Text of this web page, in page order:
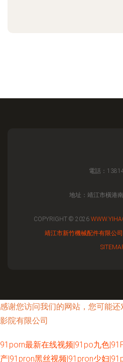
電話：
地址：靖江市橫港
COPYRIGHT © 2026
靖江市新竹機械配件有限公司
感谢您访问我们的网站，您可能
影院有限公司
91porn最新在线视频|91po九色
产|91pron黑丝视频|91pron少妇